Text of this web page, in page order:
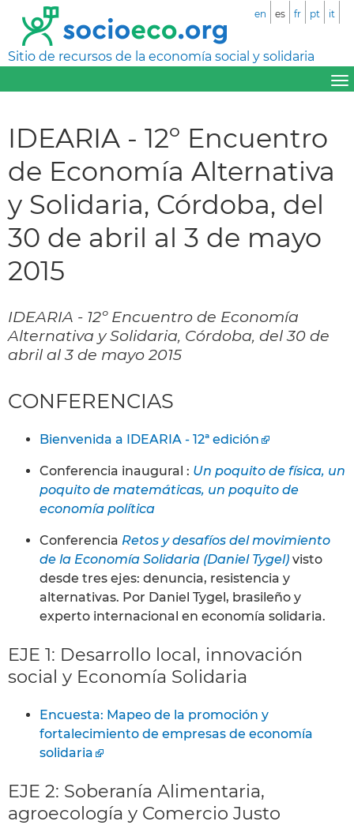
Sitio de recursos de la economía social y solidaria
en es fr pt it
IDEARIA - 12º Encuentro
de Economía Alternativa
y Solidaria, Córdoba, del
30 de abril al 3 de mayo
2015
IDEARIA - 12º Encuentro de Economía
Alternativa y Solidaria, Córdoba, del 30 de
abril al 3 de mayo 2015
CONFERENCIAS
Bienvenida a IDEARIA - 12ª edición
Conferencia inaugural : Un poquito de física, un
poquito de matemáticas, un poquito de
economía política
Conferencia Retos y desafíos del movimiento
de la Economía Solidaria (Daniel Tygel) visto
desde tres ejes: denuncia, resistencia y
alternativas. Por Daniel Tygel, brasileño y
experto internacional en economía solidaria.
EJE 1: Desarrollo local, innovación
social y Economía Solidaria
Encuesta: Mapeo de la promoción y
fortalecimiento de empresas de economía
solidaria
EJE 2: Soberanía Alimentaria,
agroecología y Comercio Justo